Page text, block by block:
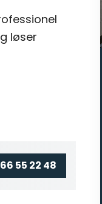
løser
66 55 22 48